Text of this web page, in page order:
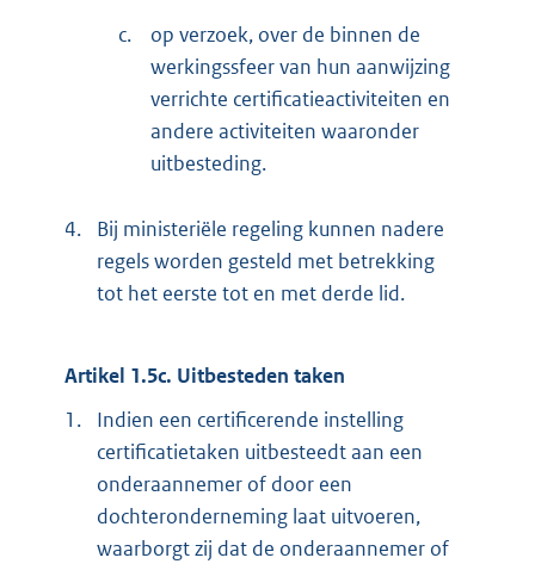
c.
op verzoek, over de binnen de
werkingssfeer van hun aanwijzing
verrichte certificatieactiviteiten en
andere activiteiten waaronder
uitbesteding.
4.
Bij ministeriële regeling kunnen nadere
regels worden gesteld met betrekking
tot het eerste tot en met derde lid.
Artikel 1.5c. Uitbesteden taken
1.
Indien een certificerende instelling
certificatietaken uitbesteedt aan een
onderaannemer of door een
dochteronderneming laat uitvoeren,
waarborgt zij dat de onderaannemer of